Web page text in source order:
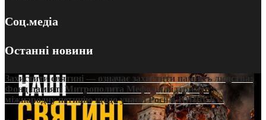
Соц.медіа
Останні новини
Захистити святині — означає захистити пам’ять людства:
Фонд пам’яті Митрополита Мефодія підтримує
міжнародну петицію щодо участі Росії в ЮНЕСКО